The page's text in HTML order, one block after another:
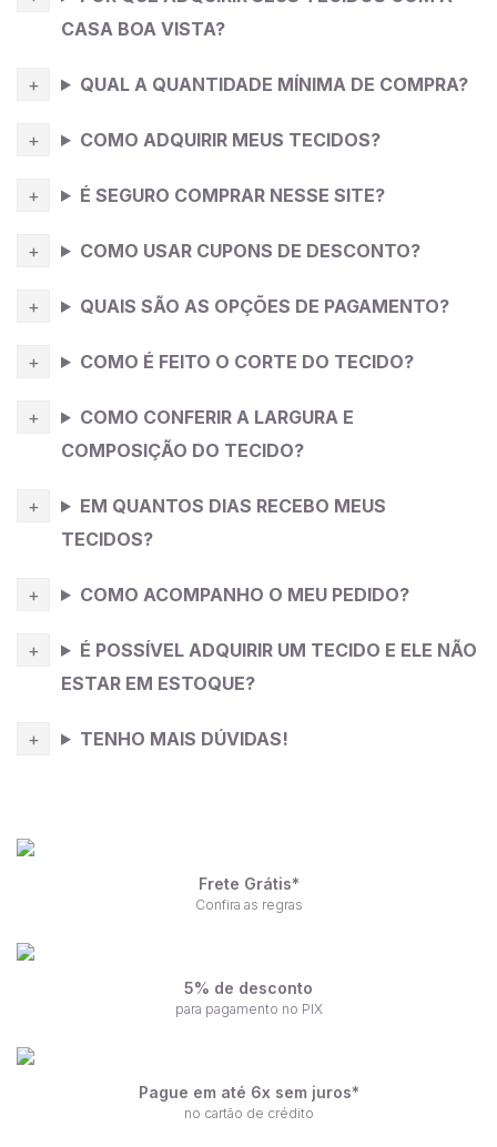
CASA BOA VISTA?
QUAL A QUANTIDADE MÍNIMA DE COMPRA?
COMO ADQUIRIR MEUS TECIDOS?
É SEGURO COMPRAR NESSE SITE?
COMO USAR CUPONS DE DESCONTO?
QUAIS SÃO AS OPÇÕES DE PAGAMENTO?
COMO É FEITO O CORTE DO TECIDO?
COMO CONFERIR A LARGURA E
COMPOSIÇÃO DO TECIDO?
EM QUANTOS DIAS RECEBO MEUS
TECIDOS?
COMO ACOMPANHO O MEU PEDIDO?
É POSSÍVEL ADQUIRIR UM TECIDO E ELE NÃO
ESTAR EM ESTOQUE?
TENHO MAIS DÚVIDAS!
Frete Grátis*
Confira as regras
5% de desconto
para pagamento no PIX
Pague em até 6x sem juros*
no cartão de crédito